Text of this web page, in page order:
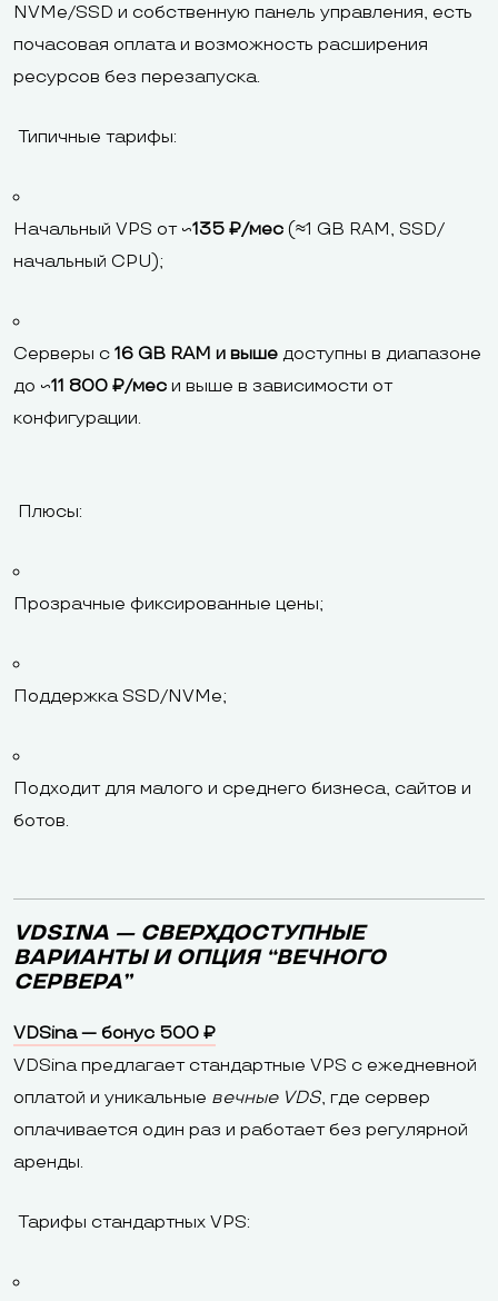
NVMe/SSD и собственную панель управления, есть
почасовая оплата и возможность расширения
ресурсов без перезапуска.
Типичные тарифы:
Начальный VPS от ~135 ₽/мес (≈1 GB RAM, SSD/
начальный CPU);
Серверы с 16 GB RAM и выше доступны в диапазоне
до ~11 800 ₽/мес и выше в зависимости от
конфигурации.
Плюсы:
Прозрачные фиксированные цены;
Поддержка SSD/NVMe;
Подходит для малого и среднего бизнеса, сайтов и
ботов.
VDSINA — СВЕРХДОСТУПНЫЕ
ВАРИАНТЫ И ОПЦИЯ “ВЕЧНОГО
СЕРВЕРА”
VDSina — бонус 500 ₽
VDSina предлагает стандартные VPS с ежедневной
оплатой и уникальные вечные VDS, где сервер
оплачивается один раз и работает без регулярной
аренды.
Тарифы стандартных VPS: